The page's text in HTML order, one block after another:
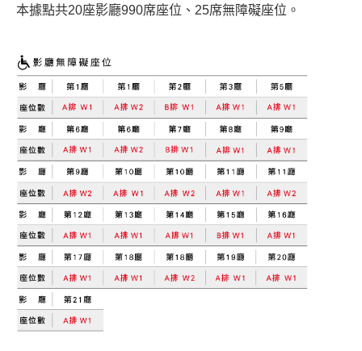
本據點共20座影廳990席座位、25席無障礙座位。